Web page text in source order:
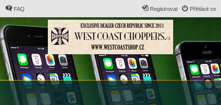
FAQ Přihlásit se
Registrovat